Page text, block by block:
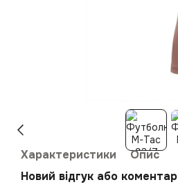
Характеристики
Опис
Новий відгук або коментар